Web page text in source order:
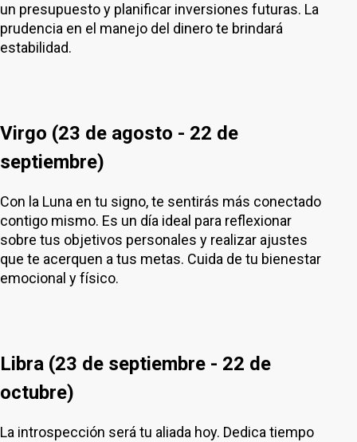
un presupuesto y planificar inversiones futuras. La
prudencia en el manejo del dinero te brindará
estabilidad.
Virgo (23 de agosto - 22 de
septiembre)
Con la Luna en tu signo, te sentirás más conectado
contigo mismo. Es un día ideal para reflexionar
sobre tus objetivos personales y realizar ajustes
que te acerquen a tus metas. Cuida de tu bienestar
emocional y físico.
Libra (23 de septiembre - 22 de
octubre)
La introspección será tu aliada hoy. Dedica tiempo